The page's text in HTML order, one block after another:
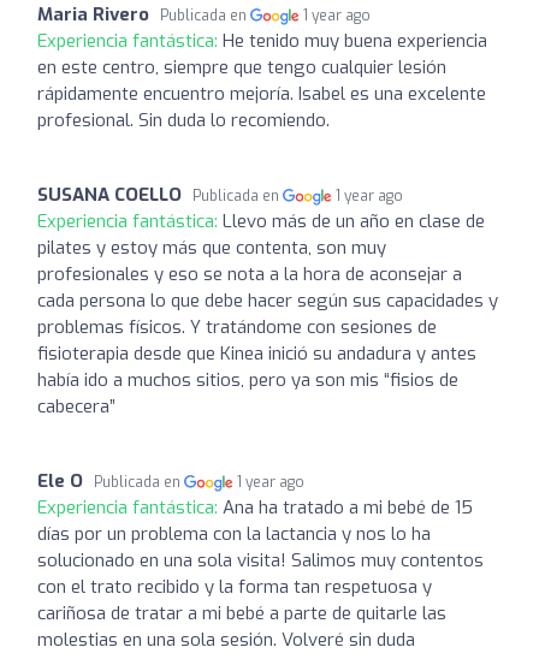
Maria Rivero Publicada en 1 year ago
Experiencia fantástica: He tenido muy buena experiencia
en este centro, siempre que tengo cualquier lesión
rápidamente encuentro mejoría. Isabel es una excelente
profesional. Sin duda lo recomiendo.
SUSANA COELLO Publicada en 1 year ago
Experiencia fantástica: Llevo más de un año en clase de
pilates y estoy más que contenta, son muy
profesionales y eso se nota a la hora de aconsejar a
cada persona lo que debe hacer según sus capacidades y
problemas físicos. Y tratándome con sesiones de
fisioterapia desde que Kinea inició su andadura y antes
había ido a muchos sitios, pero ya son mis “fisios de
cabecera”
Ele O Publicada en 1 year ago
Experiencia fantástica: Ana ha tratado a mi bebé de 15
días por un problema con la lactancia y nos lo ha
solucionado en una sola visita! Salimos muy contentos
con el trato recibido y la forma tan respetuosa y
cariñosa de tratar a mi bebé a parte de quitarle las
molestias en una sola sesión. Volveré sin duda